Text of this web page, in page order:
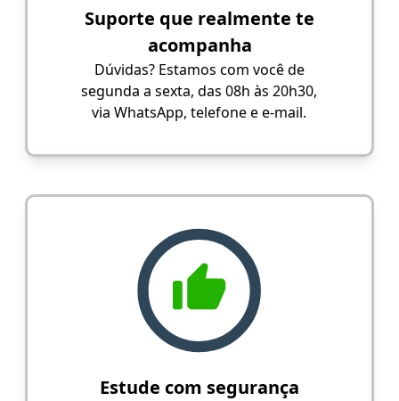
Suporte que realmente te
acompanha
Dúvidas? Estamos com você de
segunda a sexta, das 08h às 20h30,
via WhatsApp, telefone e e-mail.
Estude com segurança